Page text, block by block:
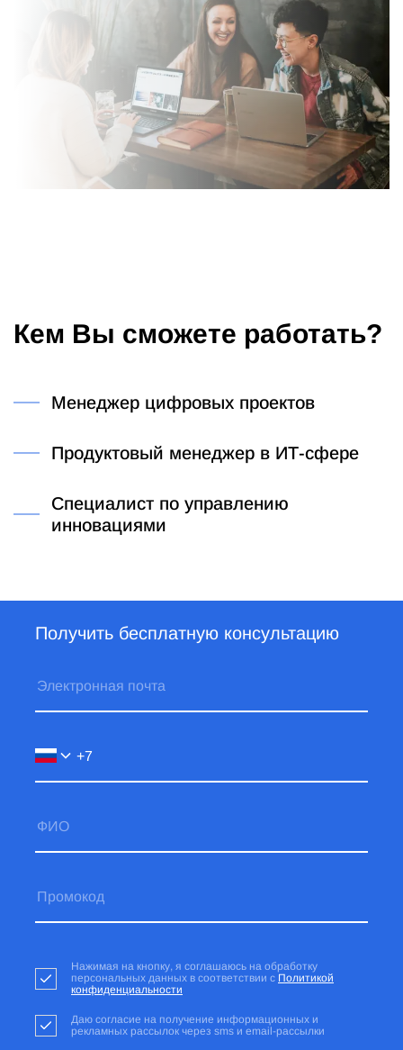
Кем Вы сможете работать?
Менеджер цифровых проектов
Продуктовый менеджер в ИТ-сфере
Специалист по управлению
инновациями
Получить бесплатную консультацию
Нажимая на кнопку, я соглашаюсь на обработку
персональных данных в соответствии с Политикой
конфиденциальности
Даю согласие на получение информационных и
рекламных рассылок через sms и email-рассылки